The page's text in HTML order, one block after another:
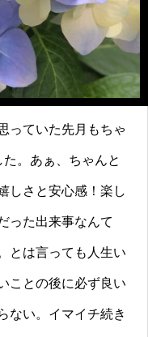
っていた先月もちゃ
。あぁ、ちゃんと
しさと安心感！楽し
った出来事なんて
とは言っても人生い
ことの後に必ず良い
ない。イマイチ続き